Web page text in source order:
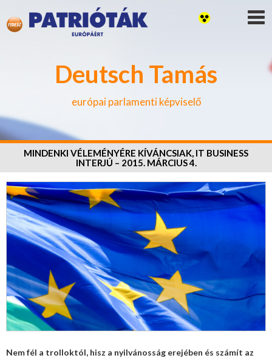
Deutsch Tamás
európai parlamenti képviselő
MINDENKI VÉLEMÉNYÉRE KÍVÁNCSIAK, IT BUSINESS
INTERJÚ – 2015. MÁRCIUS 4.
Nem fél a trolloktól, hisz a nyilvánosság erejében és számít az